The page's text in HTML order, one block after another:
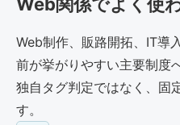
Web関係でよく使
Web制作、販路開拓、IT導
前が挙がりやすい主要制度
独自タグ判定ではなく、固
す。